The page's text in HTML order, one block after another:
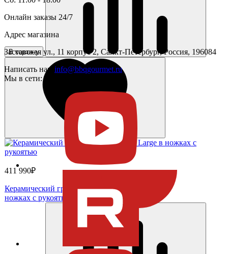
В корзину
411 990₽
Керамический гриль Big Green Egg Large в
ножках с рукоятью
Онлайн заказы 24/7
Адрес магазина
Заставская ул., 11 корпус 2, Санкт-Петербург, Россия, 196084
Написать нам info@bbqgourmet.ru
Мы в сети: